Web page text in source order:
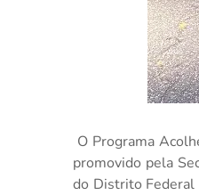
O Programa
promovido pela
do Distrito Federal